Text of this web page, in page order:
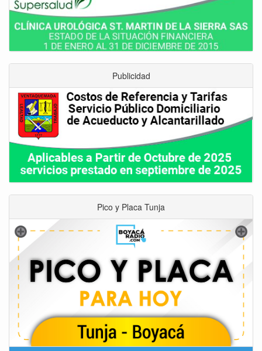
Publicidad
Pico y Placa Tunja